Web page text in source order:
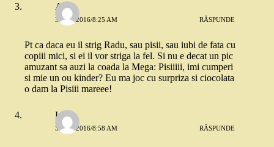
Ana
3 MAI 2016/8:25 AM RĂSPUNDE
Pt ca daca eu il strig Radu, sau pisii, sau iubi de fata cu
copiii mici, si ei il vor striga la fel. Si nu e decat un pic
amuzant sa auzi la coada la Mega: Pisiiiii, imi cumperi
si mie un ou kinder? Eu ma joc cu surpriza si ciocolata
o dam la Pisiii mareee!
Liana
3 MAI 2016/8:58 AM RĂSPUNDE